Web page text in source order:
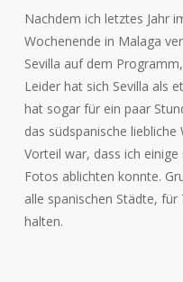
Nachdem ich letztes Jahr
Wochenende in Malaga
Sevilla auf dem
Leider hat sich Sevilla als
hat sogar für ein paar
das südspanische
Vorteil war, dass ich
Fotos ablichten konnte.
alle spanischen Städte,
halten.